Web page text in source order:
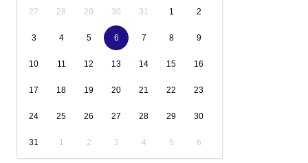
27 28 29 30 31 1 2
3 4 5 6 7 8 9
10 11 12 13 14 15 16
17 18 19 20 21 22 23
24 25 26 27 28 29 30
31 1 2 3 4 5 6